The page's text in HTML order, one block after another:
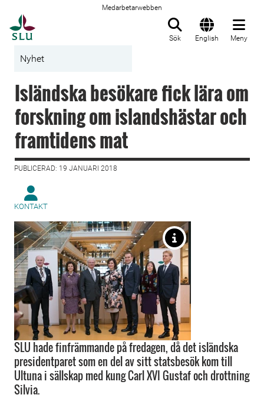
Medarbetarwebben
Sök English Meny
Nyhet
Isländska besökare fick lära om
forskning om islandshästar och
framtidens mat
PUBLICERAD: 19 JANUARI 2018
KONTAKT
SLU hade finfrämmande på fredagen, då det isländska
presidentparet som en del av sitt statsbesök kom till
Ultuna i sällskap med kung Carl XVI Gustaf och drottning
Silvia.